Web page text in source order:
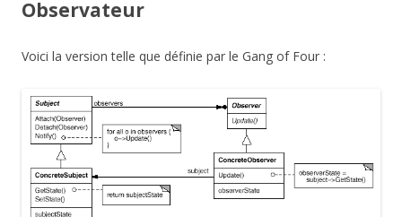
Observateur
Voici la version telle que définie par le Gang of Four :